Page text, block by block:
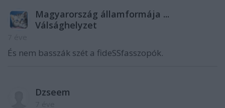
Magyarország államformája ...
Válsághelyzet
És nem basszák szét a fideSSfasszopók.
Dzseem